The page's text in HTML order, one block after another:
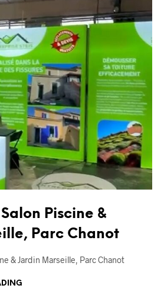
Piscine &
Parc Chanot
& Jardin Marseille, Parc Chanot